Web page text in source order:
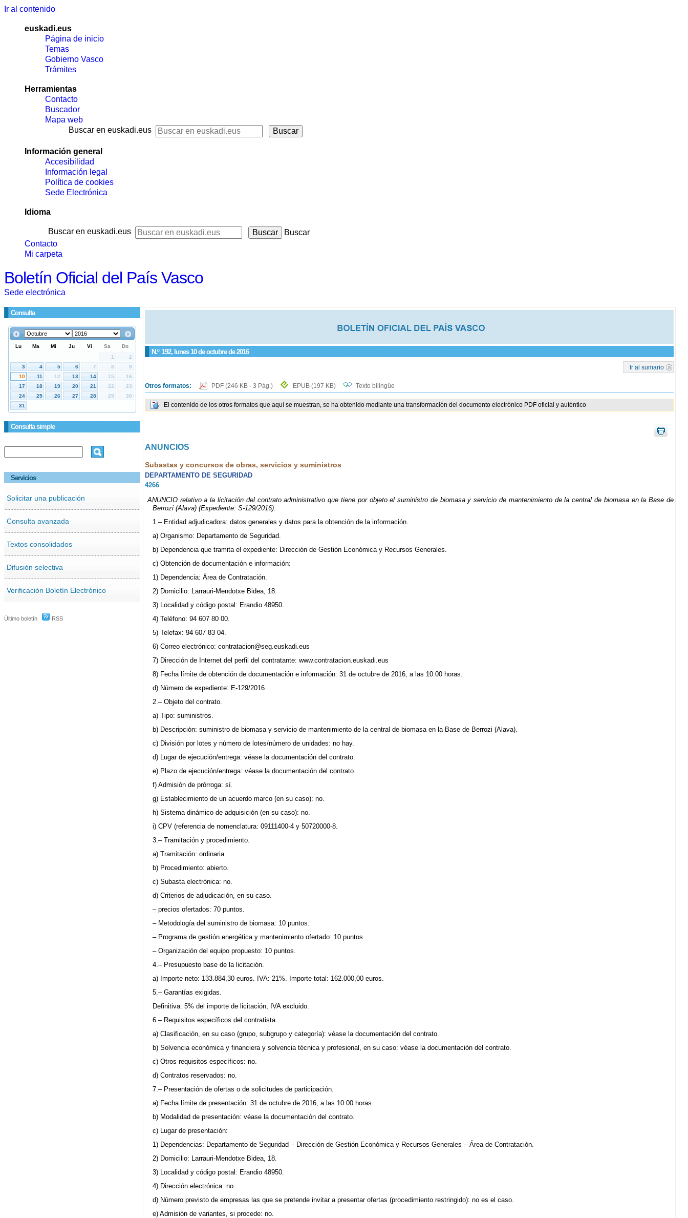
Ir al contenido
euskadi.eus
Página de inicio
Temas
Gobierno Vasco
Trámites
Herramientas
Contacto
Buscador
Mapa web
Buscar en euskadi.eus
Información general
Accesibilidad
Información legal
Política de cookies
Sede Electrónica
Idioma
Buscar en euskadi.eus
Buscar
Contacto
Mi carpeta
Boletín Oficial del País Vasco
Sede electrónica
Consulta
Consulta simple
Servicios
Solicitar una publicación
Consulta avanzada
Textos consolidados
Difusión selectiva
Verificación Boletín Electrónico
Último boletín RSS
N.º 192, lunes 10 de octubre de 2016
Ir al sumario
Otros formatos: PDF (246 KB - 3 Pág.) EPUB (197 KB) Texto bilingüe
El contenido de los otros formatos que aquí se muestran, se ha obtenido mediante una transformación del documento electrónico PDF oficial y auténtico
ANUNCIOS
Subastas y concursos de obras, servicios y suministros
DEPARTAMENTO DE SEGURIDAD
4266
ANUNCIO relativo a la licitación del contrato administrativo que tiene por objeto el suministro de biomasa y servicio de mantenimiento de la central de biomasa en la Base de
Berrozi (Alava) (Expediente: S-129/2016).
1.– Entidad adjudicadora: datos generales y datos para la obtención de la información.
a) Organismo: Departamento de Seguridad.
b) Dependencia que tramita el expediente: Dirección de Gestión Económica y Recursos Generales.
c) Obtención de documentación e información:
1) Dependencia: Área de Contratación.
2) Domicilio: Larrauri-Mendotxe Bidea, 18.
3) Localidad y código postal: Erandio 48950.
4) Teléfono: 94 607 80 00.
5) Telefax: 94 607 83 04.
6) Correo electrónico: contratacion@seg.euskadi.eus
7) Dirección de Internet del perfil del contratante: www.contratacion.euskadi.eus
8) Fecha límite de obtención de documentación e información: 31 de octubre de 2016, a las 10:00 horas.
d) Número de expediente: E-129/2016.
2.– Objeto del contrato.
a) Tipo: suministros.
b) Descripción: suministro de biomasa y servicio de mantenimiento de la central de biomasa en la Base de Berrozi (Alava).
c) División por lotes y número de lotes/número de unidades: no hay.
d) Lugar de ejecución/entrega: véase la documentación del contrato.
e) Plazo de ejecución/entrega: véase la documentación del contrato.
f) Admisión de prórroga: sí.
g) Establecimiento de un acuerdo marco (en su caso): no.
h) Sistema dinámico de adquisición (en su caso): no.
i) CPV (referencia de nomenclatura: 09111400-4 y 50720000-8.
3.– Tramitación y procedimiento.
a) Tramitación: ordinaria.
b) Procedimiento: abierto.
c) Subasta electrónica: no.
d) Criterios de adjudicación, en su caso.
– precios ofertados: 70 puntos.
– Metodología del suministro de biomasa: 10 puntos.
– Programa de gestión energética y mantenimiento ofertado: 10 puntos.
– Organización del equipo propuesto: 10 puntos.
4.– Presupuesto base de la licitación.
a) Importe neto: 133.884,30 euros. IVA: 21%. Importe total: 162.000,00 euros.
5.– Garantías exigidas.
Definitiva: 5% del importe de licitación, IVA excluido.
6.– Requisitos específicos del contratista.
a) Clasificación, en su caso (grupo, subgrupo y categoría): véase la documentación del contrato.
b) Solvencia económica y financiera y solvencia técnica y profesional, en su caso: véase la documentación del contrato.
c) Otros requisitos específicos: no.
d) Contratos reservados: no.
7.– Presentación de ofertas o de solicitudes de participación.
a) Fecha límite de presentación: 31 de octubre de 2016, a las 10:00 horas.
b) Modalidad de presentación: véase la documentación del contrato.
c) Lugar de presentación:
1) Dependencias: Departamento de Seguridad – Dirección de Gestión Económica y Recursos Generales – Área de Contratación.
2) Domicilio: Larrauri-Mendotxe Bidea, 18.
3) Localidad y código postal: Erandio 48950.
4) Dirección electrónica: no.
d) Número previsto de empresas las que se pretende invitar a presentar ofertas (procedimiento restringido): no es el caso.
e) Admisión de variantes, si procede: no.